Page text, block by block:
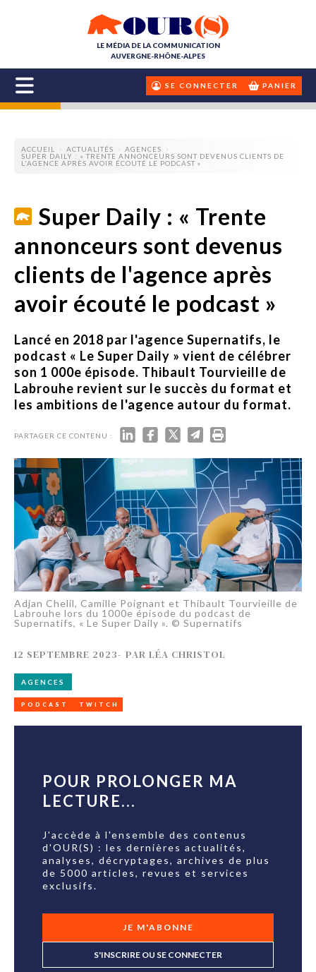
LE MÉDIA DE LA COMMUNICATION
AUVERGNE-RHÔNE-ALPES
SE CONNECTER PANIER
ACCUEIL ACTUALITÉS
AGENCES
SUPER DAILY : « TRENTE ANNONCEURS SONT DEVENUS CLIENTS DE
L'AGENCE APRÈS AVOIR ÉCOUTÉ LE PODCAST »
Super Daily : « Trente
annonceurs sont devenus
clients de l'agence après
avoir écouté le podcast »
Lancé en 2018 par l'agence Supernatifs, le
podcast « Le Super Daily » vient de célébrer
son 1 000e épisode. Thibault Tourvieille de
Labrouhe revient sur le succès du format et
les ambitions de l'agence autour du format.
PARTAGER CE CONTENU :
Adjan Chelil, Camille Poignant et Thibault Tourvieille de
Labrouhe lors du 1000e épisode du podcast de
Supernatifs, « Le Super Daily ». © Supernatifs
12 SEPTEMBRE 2023- PAR LÉA CHRISTOL
AGENCES
PODCAST TWITCH
POUR PROLONGER MA
LECTURE...
J'accède à l'ensemble des contenus
d'OUR(S) : les dernières actualités,
analyses, décryptages, archives de plus
de 5000 articles, revues et services
exclusifs.
JE M'ABONNE
S'INSCRIRE OU SE CONNECTER